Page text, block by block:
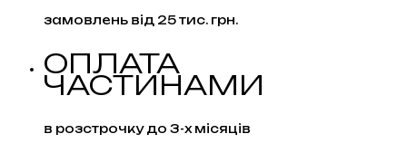
замовлень від 25 тис. грн.
ОПЛАТА
ЧАСТИНАМИ
в розстрочку до 3-х місяців